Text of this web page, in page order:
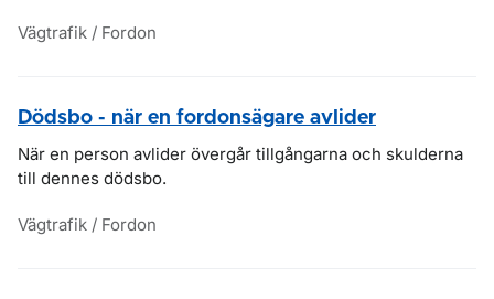
Vägtrafik / Fordon
Dödsbo - när en fordonsägare avlider
När en person avlider övergår tillgångarna och skulderna
till dennes dödsbo.
Vägtrafik / Fordon